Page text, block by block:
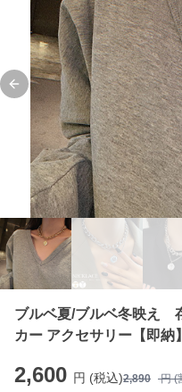
Previous slide
ブルベ夏/ブルベ冬映え
カー アクセサリー【即納】
2,600 円 (税込)2,890 円 (